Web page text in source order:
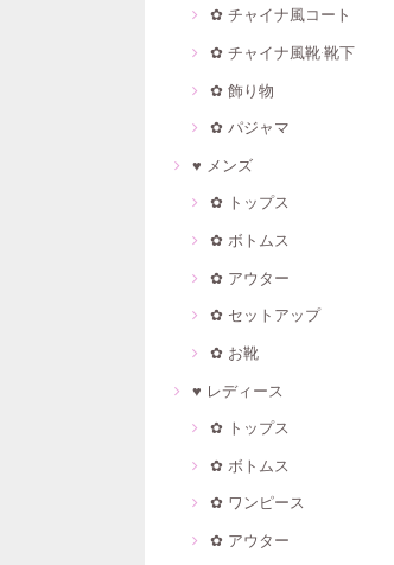
✿ チャイナ風コート
✿ チャイナ風靴·靴下
✿ 飾り物
✿ パジャマ
♥ メンズ
✿ トップス
✿ ボトムス
✿ アウター
✿ セットアップ
✿ お靴
♥ レディース
✿ トップス
✿ ボトムス
✿ ワンピース
✿ アウター